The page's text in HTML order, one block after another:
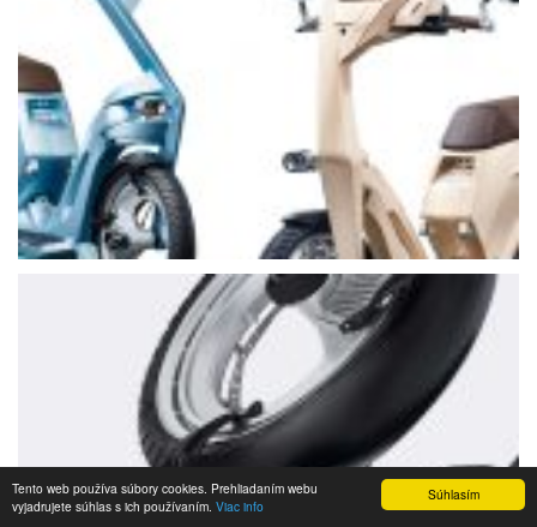
Súhlasím
Tento web používa súbory cookies. Prehliadaním webu
vyjadrujete súhlas s ich používaním. Viac info